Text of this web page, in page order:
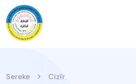
Sereke Cizîr